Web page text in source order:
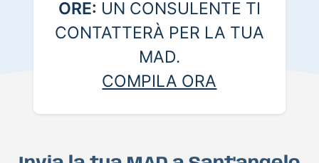
ORE: UN CONSULENTE TI
CONTATTERÀ PER LA TUA
MAD.
COMPILA ORA